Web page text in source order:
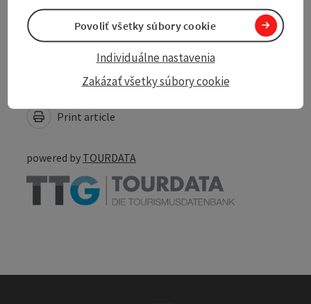
Create PDF
Print article
Nearby
powered by TOURDATA
Zakázať všetky súbory cookie
Individuálne nastavenia
Povoliť všetky súbory cookie